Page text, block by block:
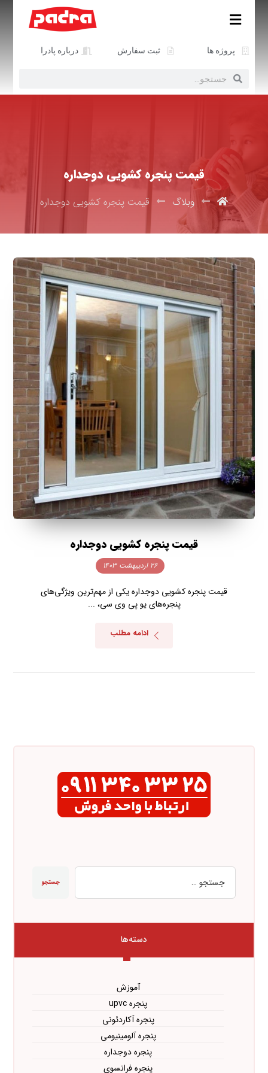
پروژه ها ثبت سفارش درباره پادرا
قیمت پنجره کشویی دوجداره
وبلاگ قیمت پنجره کشویی دوجداره
قیمت پنجره کشویی دوجداره
۲۶ اردیبهشت ۱۴۰۳
قیمت پنجره کشویی دوجداره یکی از مهم‌ترین ویژگی‌های
پنجره‌های یو پی وی سی، ...
ادامه مطلب
جستجو
دسته‌ها
آموزش
پنجره upvc
پنجره آکاردئونی
پنجره آلومینیومی
پنجره دوجداره
پنجره فرانسوی